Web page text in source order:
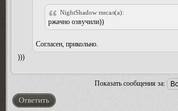
NightShadow писал(а):
ржачно озвучили))
Согласен, прикольно.
)))
Показать сообщения за:
Ответить